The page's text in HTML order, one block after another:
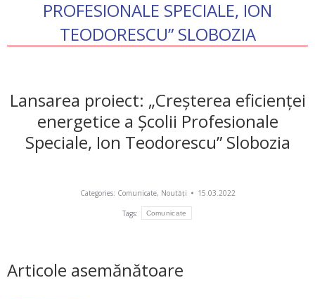
PROFESIONALE SPECIALE, ION
TEODORESCU” SLOBOZIA
Lansarea proiect: „Creșterea eficienței
energetice a Școlii Profesionale
Speciale, Ion Teodorescu” Slobozia
Categories: Comunicate, Noutăți 15.03.2022
Tags: Comunicate
Articole asemănătoare